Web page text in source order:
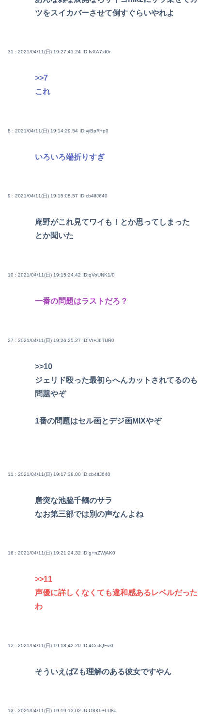
ツをスイカバーさせて倒すぐらいやれよ
31 : 2021/04/11(日) 19:27:41.24 ID:IvXA7xf0r
>>7
これ
8 : 2021/04/11(日) 19:14:29.54 ID:yjiBpR+p0
いろいろ端折りすぎ
9 : 2021/04/11(日) 19:15:08.57 ID:cb4lfJ640
庵野がこれ見てワイも！とか思ってしまった
とか聞いた
10 : 2021/04/11(日) 19:15:24.42 ID:qVoUNK1/0
一番の問題はラストだろ？
27 : 2021/04/11(日) 19:26:25.27 ID:Vt+JbTUR0
>>10
ジェリド殴った最初らへんカットされてるのも
問題やぞ
1番の問題はセル画とデジ画MIXやぞ
11 : 2021/04/11(日) 19:17:38.00 ID:cb4lfJ640
唐突な池脇千鶴のサラ
なお第三部では別の声なんよね
16 : 2021/04/11(日) 19:21:24.32 ID:g+nZWjAK0
>>11
声優に詳しくなくても違和感あるレベルだった
わ
12 : 2021/04/11(日) 19:18:42.20 ID:4CoJQFvi0
そういえばZも理解のある彼女ですやん
13 : 2021/04/11(日) 19:19:13.02 ID:O8K6+LU8a